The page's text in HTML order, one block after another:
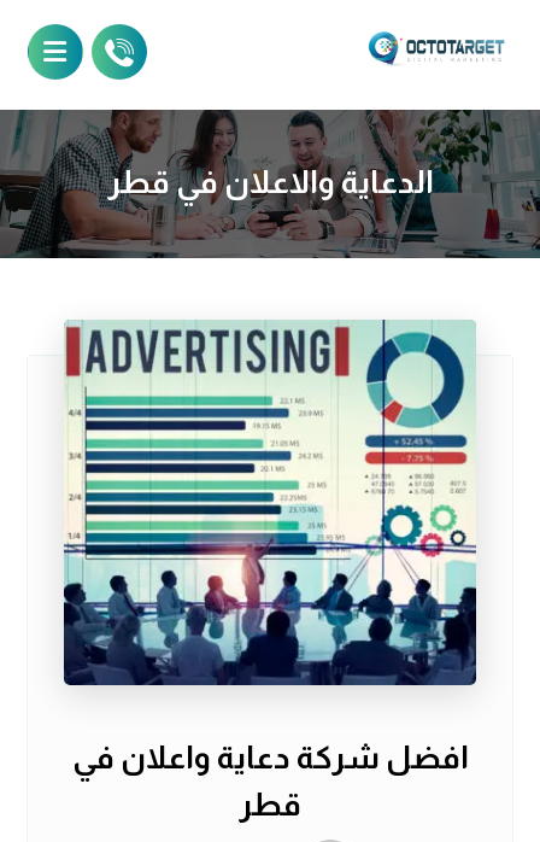
الدعاية والاعلان في قطر
افضل شركة دعاية واعلان في
قطر